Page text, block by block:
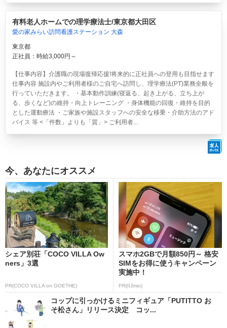
有料老人ホームでの理学療法士/東京都大田区
愛の家みらい訪問看護ステーション 大森
東京都
正社員：時給3,000円～
【仕事内容】介護職の現場復帰応援!将来的に正社員への登用も目指せます
仕事内容 施設内やご利用者様のご自宅へ訪問し、理学療法(PT)業務全般を
行っていただきます。 ・基本動作訓練(寝返る、起き上がる、立ち上が
る、歩くなど)の維持・向上トレーニング ・身体機能の回復・維持を目的
とした運動療法 ・ご家族や施設スタッフへの安全な移乗・介助方法のアド
バイス 等 <「件数」よりも「質」> ご利用者...
今、あなたにオススメ
シェア別荘「COCO VILLA Ow
ners」3選
PR(COCO VILLA on GOETHE)
スマホ2GBで月額850円～ 格安
SIMをお得に使うキャンペーン
実施中！
PR(IIJmio)
コップに引っかけるミニフィギュア「PUTITTO お
そ松さん」リリース決定 コッ...